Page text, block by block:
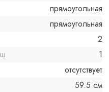
прямоугольная
прямоугольная
2
1
отсутствует
59.5 см